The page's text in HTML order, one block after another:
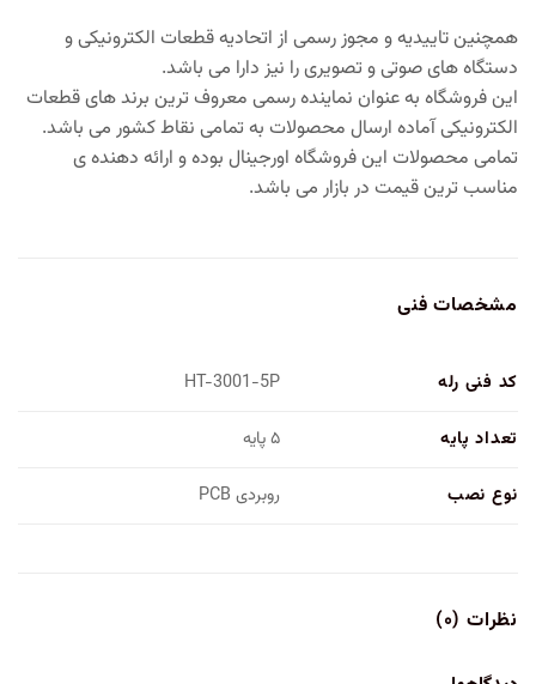
همچنین تاییدیه و مجوز رسمی از اتحادیه قطعات الکترونیکی و
دستگاه های صوتی و تصویری را نیز دارا می باشد.
این فروشگاه به عنوان نماینده رسمی معروف ترین برند های قطعات
الکترونیکی آماده ارسال محصولات به تمامی نقاط کشور می باشد.
تمامی محصولات این فروشگاه اورجینال بوده و ارائه دهنده ی
مناسب ترین قیمت در بازار می باشد.
مشخصات فنی
کد فنی رله HT-3001-5P
تعداد پایه ۵ پایه
نوع نصب روبردی PCB
نظرات (۰)